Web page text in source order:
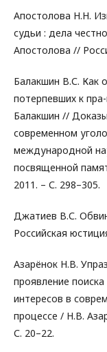
Апостолова Н.Н.
судьи : дела
Апостолова //
Балакшин В.С. Как
потерпевших к
Балакшин //
современном
международной
посвященной
2011. – С. 298–305.
Джатиев В.С.
Российская
Азарёнок Н.В.
проявление
интересов в
процессе / Н.В.
С. 20–22.